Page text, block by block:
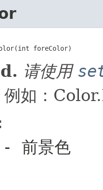
foreColor)
请使用
例如：
- 前景色